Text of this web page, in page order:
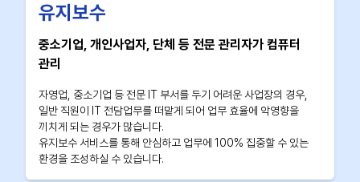
유지보수
중소기업, 개인사업자, 단체 등 전문 관리자가 컴퓨터
관리
자영업, 중소기업 등 전문 IT 부서를 두기 어려운 사업장의 경우,
일반 직원이 IT 전담업무를 떠맡게 되어 업무 효율에 악영향을
끼치게 되는 경우가 많습니다.
유지보수 서비스를 통해 안심하고 업무에 100% 집중할 수 있는
환경을 조성하실 수 있습니다.